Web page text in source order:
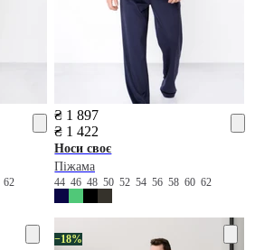
62
₴ 1 897
₴ 1 422
Носи своє
Піжама
44464850525456586062
−18%